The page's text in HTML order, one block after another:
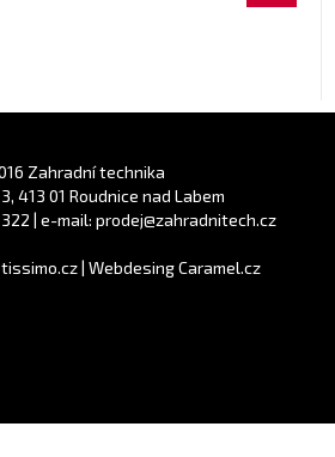
Zahradní technika
413 01 Roudnice nad Labem
| e-mail: prodej@zahradnitech.cz
| Webdesing Caramel.cz